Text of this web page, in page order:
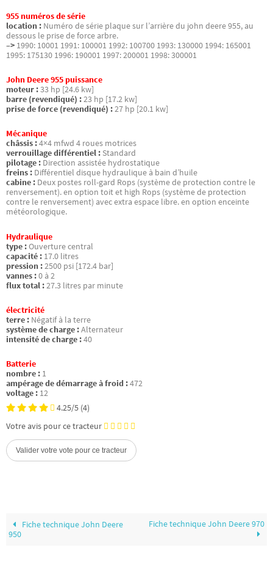
955 numéros de série
location : Numéro de série plaque sur l’arrière du john deere 955, au
dessous le prise de force arbre.
–> 1990: 10001 1991: 100001 1992: 100700 1993: 130000 1994: 165001
1995: 175130 1996: 190001 1997: 200001 1998: 300001
John Deere 955 puissance
moteur :33 hp [24.6 kw]
barre (revendiqué) :23 hp [17.2 kw]
prise de force (revendiqué) :27 hp [20.1 kw]
Mécanique
châssis :4×4 mfwd 4 roues motrices
verrouillage différentiel : Standard
pilotage : Direction assistée hydrostatique
freins : Différentiel disque hydraulique à bain d’huile
cabine : Deux postes roll-gard Rops (système de protection contre le
renversement). en option toit et high Rops (système de protection
contre le renversement) avec extra espace libre. en option enceinte
météorologique.
Hydraulique
type :Ouverture central
capacité : 17.0 litres
pression :2500 psi [172.4 bar]
vannes :0 à 2
flux total :27.3 litres par minute
électricité
terre : Négatif à la terre
système de charge :Alternateur
intensité de charge :40
Batterie
nombre : 1
ampérage de démarrage à froid :472
voltage : 12
4.25/5 (4)
Votre avis pour ce tracteur
Fiche technique John Deere
950
Fiche technique John Deere 970